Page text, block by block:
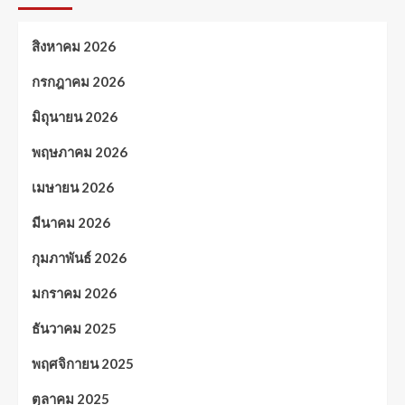
สิงหาคม 2026
กรกฎาคม 2026
มิถุนายน 2026
พฤษภาคม 2026
เมษายน 2026
มีนาคม 2026
กุมภาพันธ์ 2026
มกราคม 2026
ธันวาคม 2025
พฤศจิกายน 2025
ตุลาคม 2025